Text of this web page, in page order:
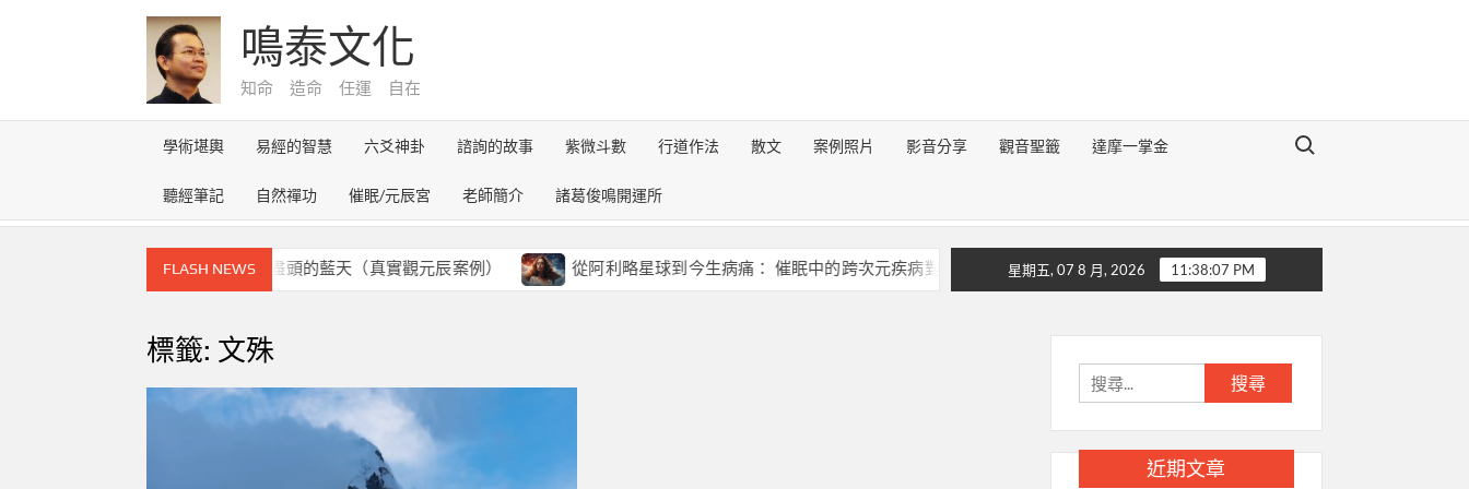
鳴泰文化
知命 造命 任運 自在
學術堪輿 易經的智慧 六爻神卦 諮詢的故事 紫微斗數 行道作法 散文 案例照片 影音分享 觀音聖籤 達摩一掌金
聽經筆記 自然禪功 催眠/元辰宮 老師簡介 諸葛俊鳴開運所
Search for:
FLASH NEWS
元辰宮的奇幻之旅~雪路盡頭的藍天（真實觀元辰案例） 從阿利略星球到今生病痛： 催眠中的跨次元疾病對話錄 《地理醒世切要辯論》 生肖豬的前世今生
星期五, 07 8 月, 2026 11:38:08 PM
標籤: 文殊
尋
關
鍵
字:
近期文章